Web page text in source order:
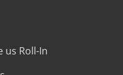
us Roll-In